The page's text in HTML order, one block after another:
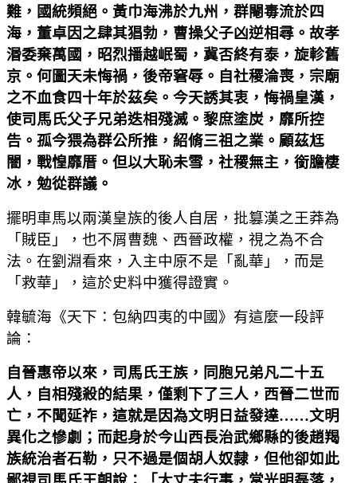
難，國統頻絕。黃巾海沸於九州，群閹毒流於四
海，董卓因之肆其猖勃，曹操父子凶逆相尋。故孝
湣委棄萬國，昭烈播越岷蜀，冀否終有泰，旋軫舊
京。何圖天未悔禍，後帝窘辱。自社稷淪喪，宗廟
之不血食四十年於茲矣。今天誘其衷，悔禍皇漢，
使司馬氏父子兄弟迭相殘滅。黎庶塗炭，靡所控
告。孤今猥為群公所推，紹脩三祖之業。顧茲尪
闇，戰惶靡厝。但以大恥未雪，社稷無主，銜膽棲
冰，勉從群議。
擺明車馬以兩漢皇族的後人自居，批篡漢之王莽為
「賊臣」，也不屑曹魏、西晉政權，視之為不合
法。在劉淵看來，入主中原不是「亂華」，而是
「救華」，這於史料中獲得證實。
韓毓海《天下：包納四夷的中國》有這麼一段評
論：
自晉惠帝以來，司馬氏王族，同胞兄弟凡二十五
人，自相殘殺的結果，僅剩下了三人，西晉二世而
亡，不聞延祚，這就是因為文明日益發達……文明
異化之慘劇；而起身於今山西長治武鄉縣的後趙羯
族統治者石勒，只不過是個胡人奴隸，但他卻如此